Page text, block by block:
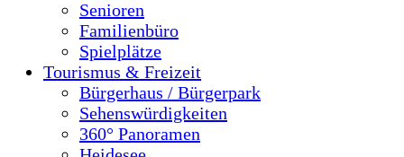
Senioren
Familienbüro
Spielplätze
Tourismus & Freizeit
Bürgerhaus / Bürgerpark
Sehenswürdigkeiten
360° Panoramen